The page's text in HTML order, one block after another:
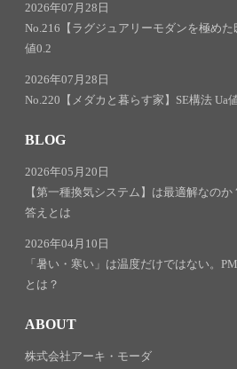
2026年07月28日
No.216【ラグジュアリーモダンを極めた
値0.2
2026年07月28日
No.220【メダカと暮らす家】SE構法 Ua
BLOG
2026年05月20日
【第一種換気システム】は最適解なの
答えとは
2026年04月10日
「暑い・寒い」は温度だけではない。
とは？
ABOUT
株式会社アーキ・モーダ